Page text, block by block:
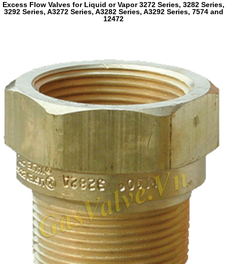
Excess Flow Valves for Liquid or Vapor 3272 Series, 3282 Series,
3292 Series, A3272 Series, A3282 Series, A3292 Series, 7574 and
12472